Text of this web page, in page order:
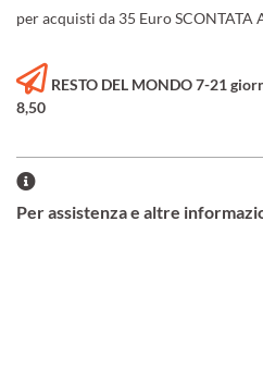
per acquisti da 35 Euro SCONTATA
RESTO DEL MONDO 7-21
8,50
Per assistenza e altre